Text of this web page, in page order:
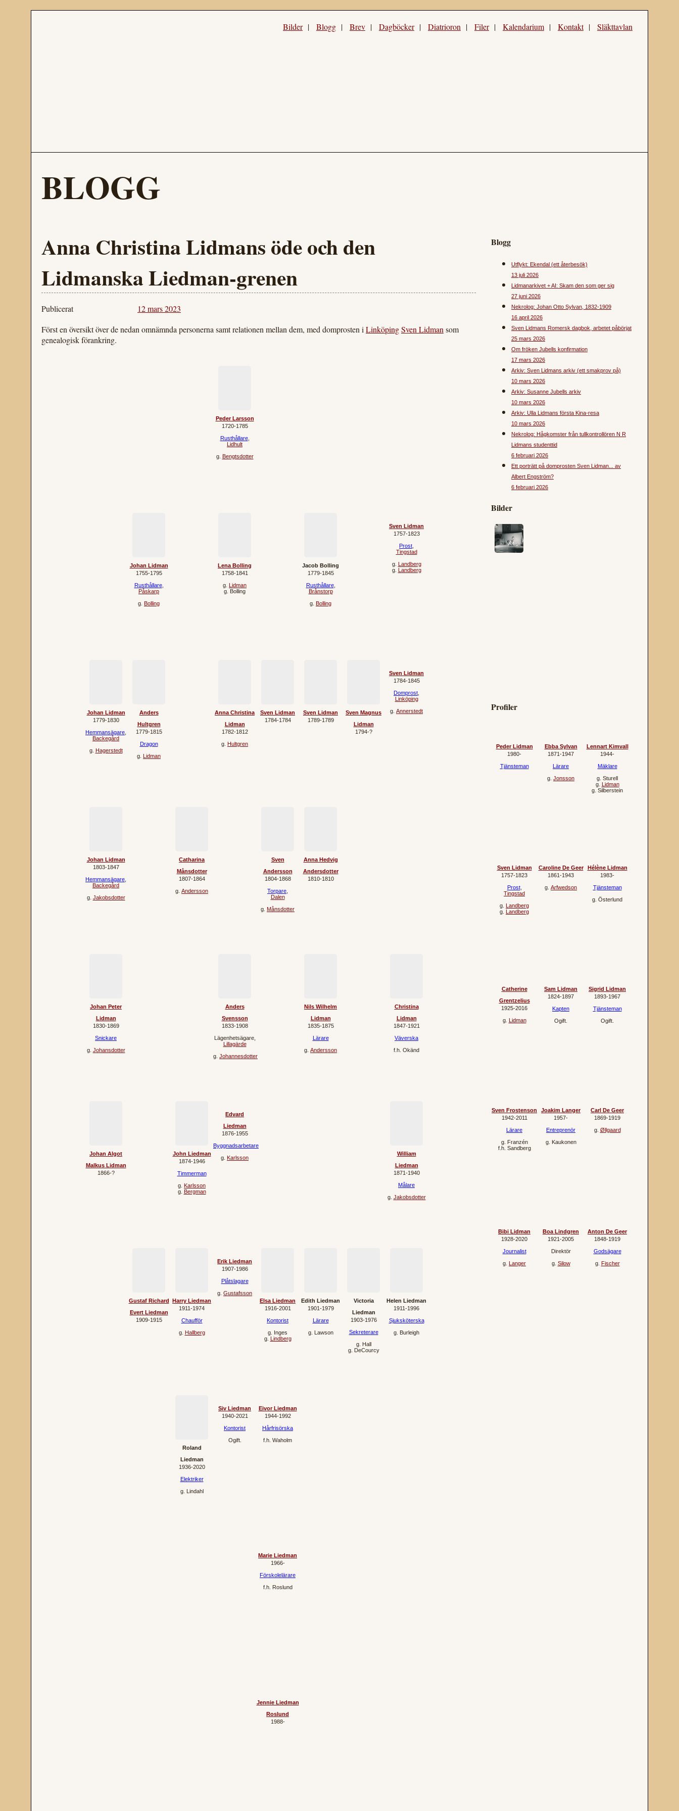
Bilder| Blogg | Brev | Dagböcker| Diatrioron | Filer| Kalendarium | Kontakt| Släkttavlan
BLOGG
Anna Christina Lidmans öde och den
Lidmanska Liedman-grenen
Publicerat
12 mars 2023
Först en översikt över de nedan omnämnda personerna samt relationen mellan dem, med domprosten i LinköpingSven Lidman som
genealogisk förankring.
Peder Larsson
1720‐1785
Rusthållare,
Lidhult
g. Bengtsdotter
Johan Lidman
1755‐1795
Rusthållare,
Påskarp
g. Bolling
Lena Bolling
1758‐1841
g. Lidman
g. Bolling
Jacob Bolling
1779‐1845
Rusthållare,
Brånstorp
g. Bolling
Sven Lidman
1757‐1823
Prost
Tingstad
g. Landberg
g. Landberg
Johan Lidman
1779‐1830
Hemmansägare
Backegård
g. Hagerstedt
Anders
Hultgren
1779‐1815
Dragon
g. Lidman
Anna Christina
Lidman
1782‐1812
g. Hultgren
Sven Lidman
1784‐1784
Sven Lidman
1789‐1789
Sven Magnus
Lidman
1794‐?
Sven Lidman
1784‐1845
Domprost
Linköping
g. Annerstedt
Johan Lidman
1803‐1847
Hemmansägare
Backegård
g. Jakobsdotter
Catharina
Månsdotter
1807‐1864
g. Andersson
Sven
Andersson
1804‐1868
Torpare
Dalen
g. Månsdotter
Anna Hedvig
Andersdotter
1810‐1810
Johan Peter
Lidman
1830‐1869
Snickare
g. Johansdotter
Anders
Svensson
1833‐1908
Lägenhetsägare,
Lillagärde
g. Johannesdotter
Nils Wilhelm
Lidman
1835‐1875
Lärare
g. Andersson
Christina
Lidman
1847‐1921
Väverska
f.h. Okänd
Johan Algot
Malkus Lidman
1866‐?
John Liedman
1874‐1946
Timmerman
g. Karlsson
g. Bergman
Edvard
Liedman
1876‐1955
Byggnadsarbetare
g. Karlsson
William
Liedman
1871‐1940
Målare
g. Jakobsdotter
Gustaf Richard
Evert Liedman
1909‐1915
Harry Liedman
1911‐1974
Chaufför
g. Hallberg
Erik Liedman
1907‐1986
Plåtslagare
g. Gustafsson
Elsa Liedman
1916‐2001
Kontorist
g. Inges
g. Lindberg
Edith Liedman
1901‐1979
Lärare
g. Lawson
Victoria
Liedman
1903‐1976
Sekreterare
g. Hall
g. DeCourcy
Helen Liedman
1911‐1996
Sjuksköterska
g. Burleigh
Roland
Liedman
1936‐2020
Elektriker
g. Lindahl
Siv Liedman
1940‐2021
Kontorist
Ogift.
Eivor Liedman
1944‐1992
Hårfrisörska
f.h. Waholm
Marie Liedman
1966‐
Förskolelärare
f.h. Roslund
Jennie Liedman
Roslund
1988‐
Blogg
Utflykt: Ekendal (ett återbesök)
13 juli 2026
Lidmanarkivet + AI: Skam den som ger sig
27 juni 2026
Nekrolog: Johan Otto Sylvan, 1832-1909
16 april 2026
Sven Lidmans Romersk dagbok, arbetet påbörjat
25 mars 2026
Om fröken Jubells konfirmation
17 mars 2026
Arkiv: Sven Lidmans arkiv (ett smakprov på)
10 mars 2026
Arkiv: Susanne Jubells arkiv
10 mars 2026
Arkiv: Ulla Lidmans första Kina-resa
10 mars 2026
Nekrolog: Hågkomster från tullkontrollören N R
Lidmans studenttid
6 februari 2026
Ett porträtt på domprosten Sven Lidman... av
Albert Engström?
6 februari 2026
Bilder
Profiler
Peder Lidman
1980‐
Tjänsteman
Ebba Sylvan
1871‐1947
Lärare
g. Jonsson
Lennart Kimvall
1944‐
Mäklare
g. Sturell
g. Lidman
g. Silberstein
Sven Lidman
1757‐1823
Prost,
Tingstad
g. Landberg
g. Landberg
Caroline De Geer
1861‐1943
g. Arfwedson
Hélène Lidman
1983‐
Tjänsteman
g. Österlund
Catherine
Grentzelius
1925‐2016
g. Lidman
Sam Lidman
1824‐1897
Kapten
Ogift.
Sigrid Lidman
1893‐1967
Tjänsteman
Ogift.
Sven Frostenson
1942‐2011
Lärare
g. Franzén
f.h. Sandberg
Joakim Langer
1957‐
Entreprenör
g. Kaukonen
Carl De Geer
1869‐1919
g. Øllgaard
Bibi Lidman
1928‐2020
Journalist
g. Langer
Boa Lindgren
1921‐2005
Direktör
g. Silow
Anton De Geer
1848‐1919
Godsägare
g. Fischer